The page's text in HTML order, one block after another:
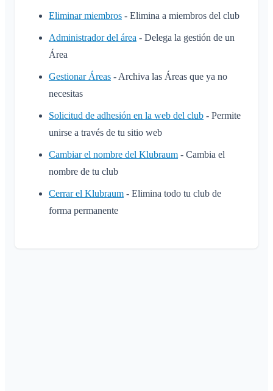
Eliminar miembros - Elimina a miembros del club
Administrador del área - Delega la gestión de un
Área
Gestionar Áreas - Archiva las Áreas que ya no
necesitas
Solicitud de adhesión en la web del club - Permite
unirse a través de tu sitio web
Cambiar el nombre del Klubraum - Cambia el
nombre de tu club
Cerrar el Klubraum - Elimina todo tu club de
forma permanente